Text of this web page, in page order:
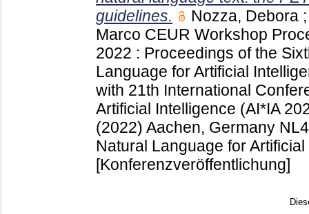
guidelines.
Nozza, Debora
Marco CEUR Workshop
2022 : Proceedings of the
Language for Artificial
with 21th International
Artificial Intelligence (AI*IA
(2022) Aachen, Germany
Natural Language for
[Konferenzveröffentlichung]